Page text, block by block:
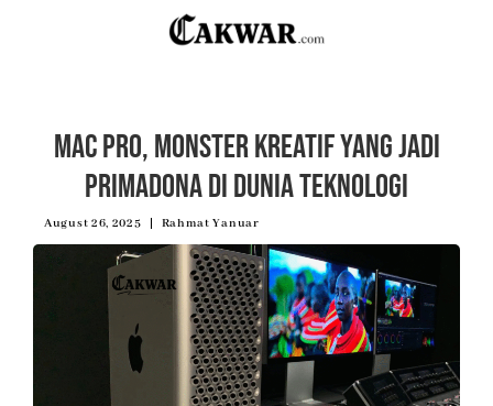
Mac Pro, Monster Kreatif yang Jadi
Primadona di Dunia Teknologi
August 26, 2025 Rahmat Yanuar